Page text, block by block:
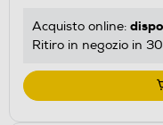
Acquisto online:
Ritiro in negozio in